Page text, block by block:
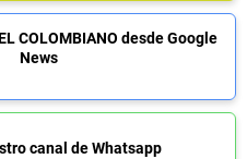
COLOMBIANO desde Google
News
canal de Whatsapp